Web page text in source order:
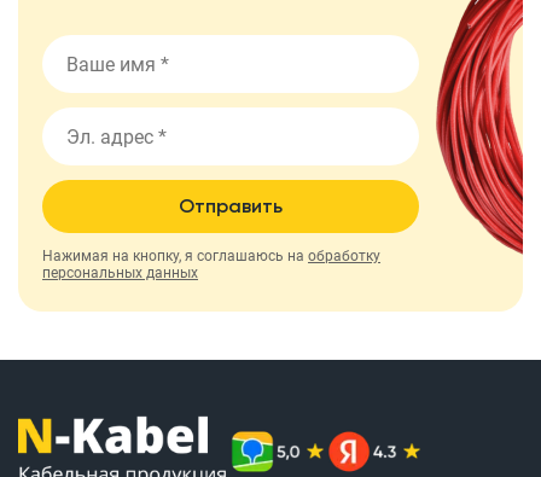
Отправить
Нажимая на кнопку, я соглашаюсь на обработку
персональных данных